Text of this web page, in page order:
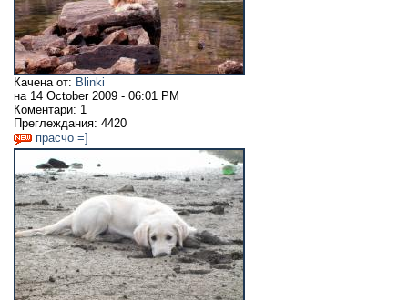
Качена от: Blinki
на 14 October 2009 - 06:01 PM
Коментари: 1
Преглеждания: 4420
прасчо =]